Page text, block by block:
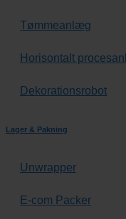
Tømmeanlæg
Horisontalt
Dekorationsrobot
Lager & Pakning
Unwrapper
E-com Packer